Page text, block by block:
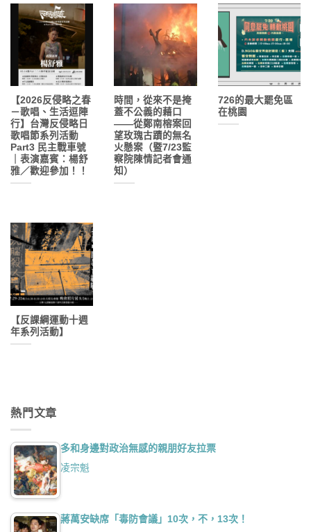
【2026反侵略之春
－歌唱、生活逗陣
行】台灣反侵略日
歌唱節系列活動
Part3 民主戰車號
｜表演嘉賓：楊舒
雅／歡迎參加！！
時間，從來不是掩
蓋不公義的藉口
——從鄭南榕案回
望玫瑰古蹟的無名
火懸案（暨7/23監
察院陳情記者會通
知）
726的最大罷免區
在桃園
【反課綱運動十週
年系列活動】
熱門文章
多和身邊對政治無感的親朋好友拉票
凌宗魁
蔣萬安缺席「毒防會議」10次，不，13次！